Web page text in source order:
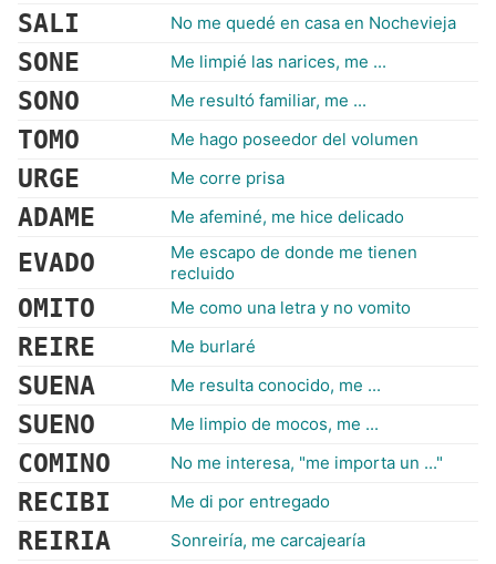
SALI No me quedé en casa en Nochevieja
SONE Me limpié las narices, me ...
SONO Me resultó familiar, me ...
TOMO Me hago poseedor del volumen
URGE Me corre prisa
ADAME Me afeminé, me hice delicado
EVADO
Me escapo de donde me tienen
recluido
OMITO Me como una letra y no vomito
REIRE Me burlaré
SUENA Me resulta conocido, me ...
SUENO Me limpio de mocos, me ...
COMINO No me interesa, "me importa un ..."
RECIBI Me di por entregado
REIRIA Sonreiría, me carcajearía